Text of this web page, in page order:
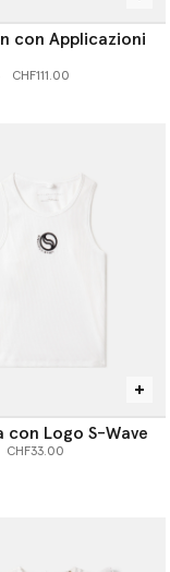
con Applicazioni
da
CHF111.00
con Logo S-Wave
da
CHF33.00